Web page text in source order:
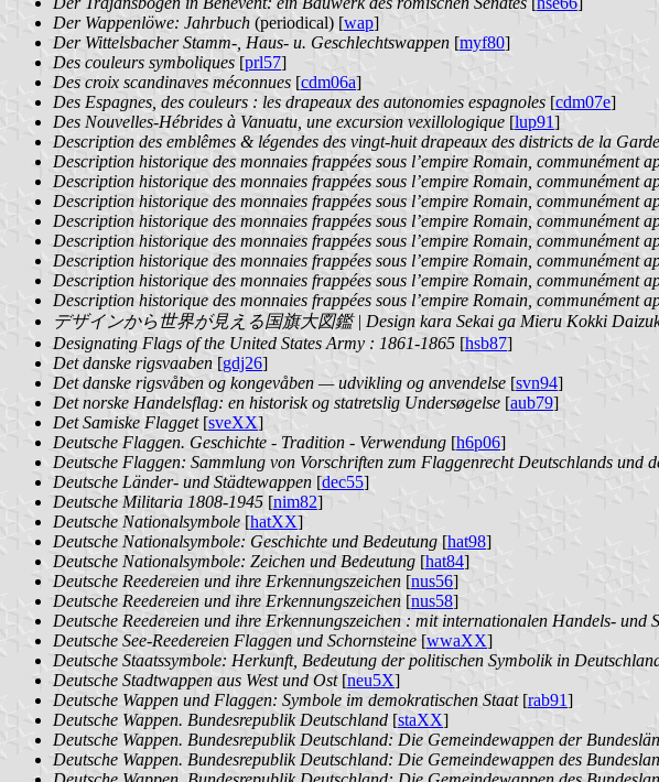
Der Wappenlöwe: Jahrbuch (periodical) [wap]
Der Wittelsbacher Stamm-, Haus- u. Geschlechtswappen [myf80]
Des couleurs symboliques [prl57]
Des croix scandinaves méconnues [cdm06a]
Des Espagnes, des couleurs : les drapeaux des autonomies espagnoles [cdm07e]
Des Nouvelles-Hébrides à Vanuatu, une excursion vexillologique [lup91]
Description des emblêmes & légendes des vingt-huit drapeaux des districts de la
Description historique des monnaies frappées sous l’empire Romain, communément
Description historique des monnaies frappées sous l’empire Romain, communément
Description historique des monnaies frappées sous l’empire Romain, communément
Description historique des monnaies frappées sous l’empire Romain, communément
Description historique des monnaies frappées sous l’empire Romain, communément
Description historique des monnaies frappées sous l’empire Romain, communément
Description historique des monnaies frappées sous l’empire Romain, communément
Description historique des monnaies frappées sous l’empire Romain, communément
デザインから世界が見える国旗大図鑑 | Design kara Sekai ga Mieru Kokki
Designating Flags of the United States Army : 1861-1865 [hsb87]
Det danske rigsvaaben [gdj26]
Det danske rigsvåben og kongevåben — udvikling og anvendelse [svn94]
Det norske Handelsflag: en historisk og statretslig Undersøgelse [aub79]
Det Samiske Flagget[sveXX]
Deutsche Flaggen. Geschichte - Tradition - Verwendung [h6p06]
Deutsche Flaggen: Sammlung von Vorschriften zum Flaggenrecht Deutschlands und
Deutsche Länder- und Städtewappen [dec55]
Deutsche Militaria 1808-1945 [nim82]
Deutsche Nationalsymbole [hatXX]
Deutsche Nationalsymbole: Geschichte und Bedeutung [hat98]
Deutsche Nationalsymbole: Zeichen und Bedeutung [hat84]
Deutsche Reedereien und ihre Erkennungszeichen [nus56]
Deutsche Reedereien und ihre Erkennungszeichen [nus58]
Deutsche Reedereien und ihre Erkennungszeichen : mit internationalen Handels- und
Deutsche See-Reedereien Flaggen und Schornsteine [wwaXX]
Deutsche Staatssymbole: Herkunft, Bedeutung der politischen Symbolik in
Deutsche Stadtwappen aus West und Ost[neu5X]
Deutsche Wappen und Flaggen: Symbole im demokratischen Staat[rab91]
Deutsche Wappen. Bundesrepublik Deutschland [staXX]
Deutsche Wappen. Bundesrepublik Deutschland: Die Gemeindewappen der
Deutsche Wappen. Bundesrepublik Deutschland: Die Gemeindewappen des